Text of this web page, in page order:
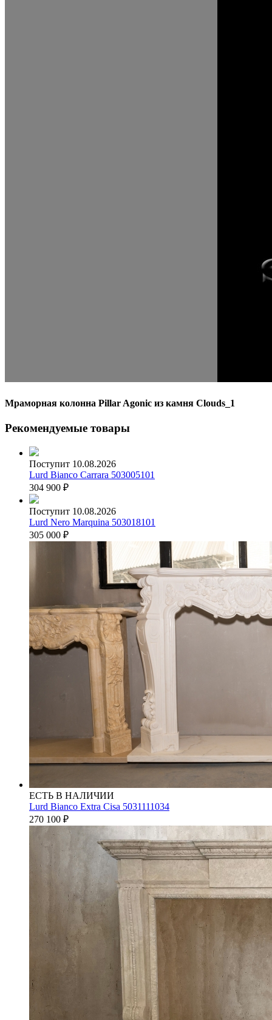
Мраморная колонна Pillar Agonic из камня Clouds_1
Рекомендуемые товары
Поступит 10.08.2026
Lurd Bianco Carrara 503005101
304 900 ₽
Поступит 10.08.2026
Lurd Nero Marquina 503018101
305 000 ₽
ЕСТЬ В НАЛИЧИИ
Lurd Bianco Extra Cisa 5031111034
270 100 ₽